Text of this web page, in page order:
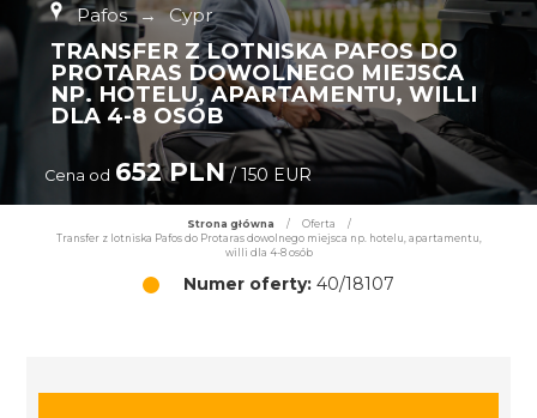
Pafos → Cypr
TRANSFER Z LOTNISKA PAFOS DO
PROTARAS DOWOLNEGO MIEJSCA
NP. HOTELU, APARTAMENTU, WILLI
DLA 4-8 OSÓB
Cena od 652 PLN/ 150 EUR
Strona główna / Oferta
/
Transfer z lotniska Pafos do Protaras dowolnego miejsca np. hotelu, apartamentu,
willi dla 4-8 osób
Numer oferty: 40/18107